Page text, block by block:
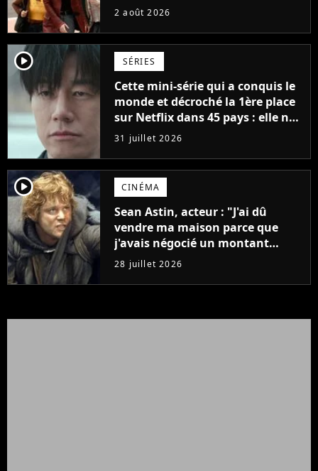
France
2 août 2026
player2 SÉRIES
Cette mini-série qui a conquis le
monde et décroché la 1ère place
sur Netflix dans 45 pays : elle ne
compte que 10 épisodes et c'est
un phénomène mondial
31 juillet 2026
player2 CINÉMA
Sean Astin, acteur : "J'ai dû
vendre ma maison parce que
j'avais négocié un montant
beaucoup trop bas pour Le
Seigneur des anneaux"
28 juillet 2026